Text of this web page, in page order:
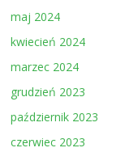
maj 2024
kwiecień 2024
marzec 2024
grudzień 2023
październik 2023
czerwiec 2023